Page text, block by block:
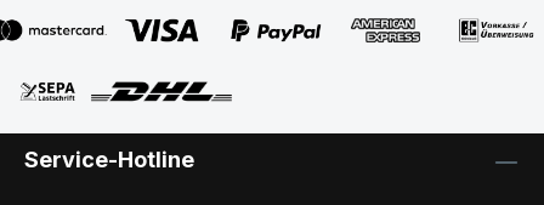
zum Fenstertyp siehe Typenschild oben
am geöffneten Fensterflügel.
Einfache Montage. Ausführliche
Einbauanleitung liegt bei. Ihre Fragen -
unsere Antworten: Kann das Hitzeschutz-
Service-Hotline